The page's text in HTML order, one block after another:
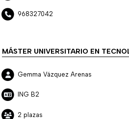
968327042
MÁSTER UNIVERSITARIO EN
Gemma Vázquez Arenas
ING B2
2 plazas